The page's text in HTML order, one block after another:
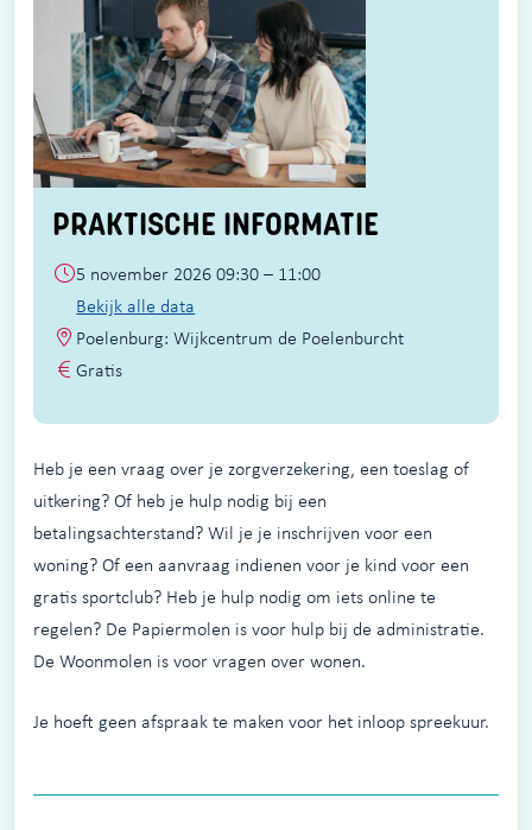
PRAKTISCHE INFORMATIE
5 november 2026 09:30 – 11:00
Bekijk alle data
Poelenburg: Wijkcentrum de Poelenburcht
Gratis
Heb je een vraag over je zorgverzekering, een toeslag of
uitkering? Of heb je hulp nodig bij een
betalingsachterstand? Wil je je inschrijven voor een
woning? Of een aanvraag indienen voor je kind voor een
gratis sportclub? Heb je hulp nodig om iets online te
regelen? De Papiermolen is voor hulp bij de administratie.
De Woonmolen is voor vragen over wonen.
Je hoeft geen afspraak te maken voor het inloop spreekuur.